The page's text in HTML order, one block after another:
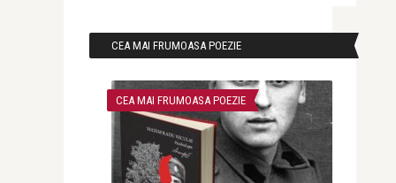
CEA MAI FRUMOASA POEZIE
CEA MAI FRUMOASA POEZIE